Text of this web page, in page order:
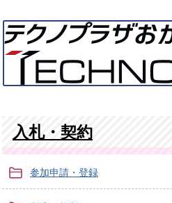
入札・契約
参加申請・登録